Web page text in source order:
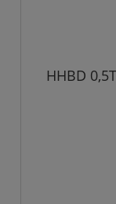
HHBD